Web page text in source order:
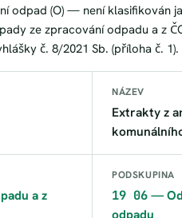
odpad (O) — není klasifikován
ze zpracování odpadu a z
č. 8/2021 Sb. (příloha č. 1).
NÁZEV
Extrakty z
a z
PODSKUPINA
19 06—
odpadu